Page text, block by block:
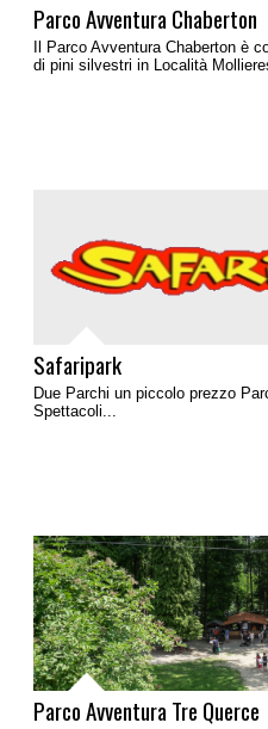
Parco Avventura Chaberton
Il Parco Avventura Chaberton è
di pini silvestri in Località
Safaripark
Due Parchi un piccolo prezzo
Spettacoli...
Parco Avventura Tre Querce